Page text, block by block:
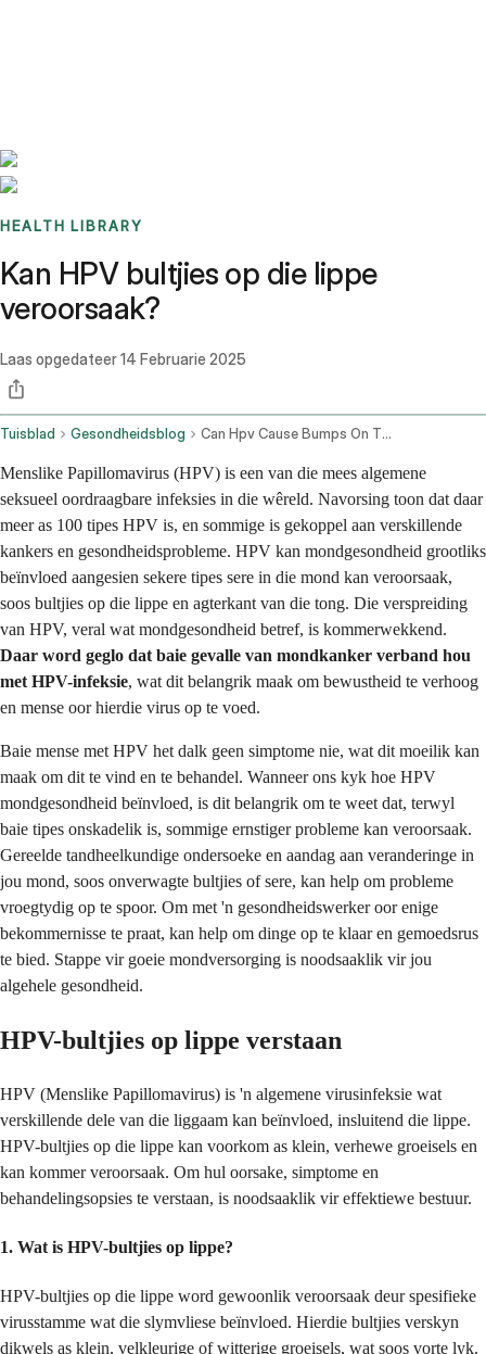
HEALTH LIBRARY
Kan HPV bultjies op die lippe
veroorsaak?
Laas opgedateer14 Februarie 2025
Tuisblad Gesondheidsblog Can Hpv Cause Bumps On The Lips
Menslike Papillomavirus (HPV) is een van die mees algemene
seksueel oordraagbare infeksies in die wêreld. Navorsing toon dat daar
meer as 100 tipes HPV is, en sommige is gekoppel aan verskillende
kankers en gesondheidsprobleme. HPV kan mondgesondheid grootliks
beïnvloed aangesien sekere tipes sere in die mond kan veroorsaak,
soos bultjies op die lippe en agterkant van die tong. Die verspreiding
van HPV, veral wat mondgesondheid betref, is kommerwekkend.
Daar word geglo dat baie gevalle van mondkanker verband hou
met HPV-infeksie, wat dit belangrik maak om bewustheid te verhoog
en mense oor hierdie virus op te voed.
Baie mense met HPV het dalk geen simptome nie, wat dit moeilik kan
maak om dit te vind en te behandel. Wanneer ons kyk hoe HPV
mondgesondheid beïnvloed, is dit belangrik om te weet dat, terwyl
baie tipes onskadelik is, sommige ernstiger probleme kan veroorsaak.
Gereelde tandheelkundige ondersoeke en aandag aan veranderinge in
jou mond, soos onverwagte bultjies of sere, kan help om probleme
vroegtydig op te spoor. Om met 'n gesondheidswerker oor enige
bekommernisse te praat, kan help om dinge op te klaar en gemoedsrus
te bied. Stappe vir goeie mondversorging is noodsaaklik vir jou
algehele gesondheid.
HPV-bultjies op lippe verstaan
HPV (Menslike Papillomavirus) is 'n algemene virusinfeksie wat
verskillende dele van die liggaam kan beïnvloed, insluitend die lippe.
HPV-bultjies op die lippe kan voorkom as klein, verhewe groeisels en
kan kommer veroorsaak. Om hul oorsake, simptome en
behandelingsopsies te verstaan, is noodsaaklik vir effektiewe bestuur.
1. Wat is HPV-bultjies op lippe?
HPV-bultjies op die lippe word gewoonlik veroorsaak deur spesifieke
virusstamme wat die slymvliese beïnvloed. Hierdie bultjies verskyn
dikwels as klein, velkleurige of witterige groeisels, wat soos vorte lyk.